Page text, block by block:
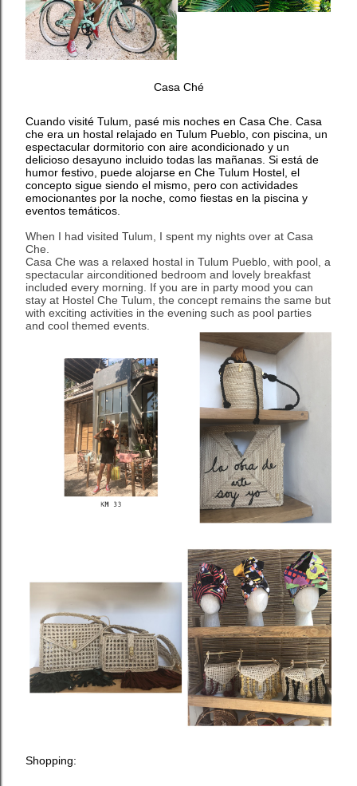
Casa Ché
Cuando visité Tulum, pasé mis noches en Casa Che. Casa
che era un hostal relajado en Tulum Pueblo, con piscina, un
espectacular dormitorio con aire acondicionado y un
delicioso desayuno incluido todas las mañanas. Si está de
humor festivo, puede alojarse en Che Tulum Hostel, el
concepto sigue siendo el mismo, pero con actividades
emocionantes por la noche, como fiestas en la piscina y
eventos temáticos.
When I had visited Tulum, I spent my nights over at Casa
Che.
Casa Che was a relaxed hostal in Tulum Pueblo, with pool, a
spectacular airconditioned bedroom and lovely breakfast
included every morning. If you are in party mood you can
stay at Hostel Che Tulum, the concept remains the same but
with exciting activities in the evening such as pool parties
and cool themed events.
Shopping: